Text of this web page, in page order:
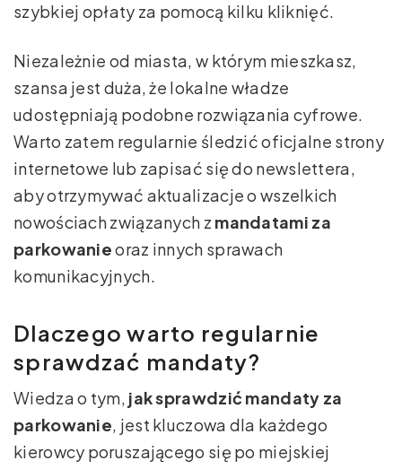
szybkiej opłaty za pomocą kilku kliknięć.
Niezależnie od miasta, w którym mieszkasz,
szansa jest duża, że lokalne władze
udostępniają podobne rozwiązania cyfrowe.
Warto zatem regularnie śledzić oficjalne strony
internetowe lub zapisać się do newslettera,
aby otrzymywać aktualizacje o wszelkich
nowościach związanych z mandatami za
parkowanieoraz innych sprawach
komunikacyjnych.
Dlaczego warto regularnie
sprawdzać mandaty?
Wiedza o tym, jak sprawdzić mandaty za
parkowanie, jest kluczowa dla każdego
kierowcy poruszającego się po miejskiej